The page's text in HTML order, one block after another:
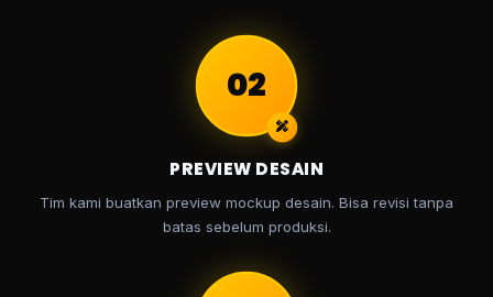
02
PREVIEW DESAIN
Tim kami buatkan preview mockup desain. Bisa revisi tanpa
batas sebelum produksi.